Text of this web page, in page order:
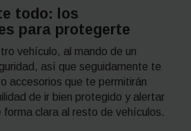
todo: los
para protegerte
vehículo, al mando de un
así que seguidamente te
accesorios que te permitirán
de ir bien protegido y alertar
forma clara al resto de vehículos.